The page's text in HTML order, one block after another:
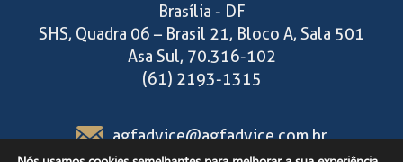
Brasília - DF
SHS, Quadra 06 – Brasil 21, Bloco A, Sala 501
Asa Sul, 70.316-102
(61) 2193-1315
agfadvice@agfadvice.com.br